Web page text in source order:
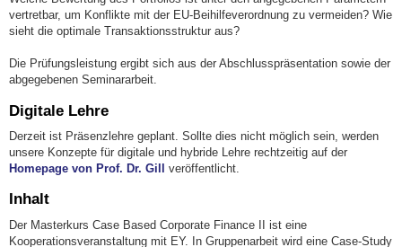
vertretbar, um Konflikte mit der EU-Beihilfeverordnung zu vermeiden? Wie
sieht die optimale Transaktionsstruktur aus?
Die Prüfungsleistung ergibt sich aus der Abschlusspräsentation sowie der
abgegebenen Seminararbeit.
Digitale Lehre
Derzeit ist Präsenzlehre geplant. Sollte dies nicht möglich sein, werden
unsere Konzepte für digitale und hybride Lehre rechtzeitig auf der
Homepage von Prof. Dr. Gill veröffentlicht.
Inhalt
Der Masterkurs Case Based Corporate Finance II ist eine
Kooperationsveranstaltung mit EY. In Gruppenarbeit wird eine Case-Study